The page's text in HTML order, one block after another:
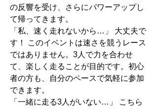
の反響を受け、さらにパワーアップし
て帰ってきます。
「私、速く走れないから…」 大丈夫で
す！ このイベントは速さを競うレース
ではありません。3人で力を合わせ
て、楽しく走ることが目的です。初心
者の方も、自分のペースで気軽に参加
できます。
「一緒に走る3人がいない…」 こちら